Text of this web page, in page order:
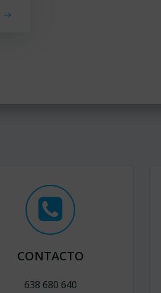
CONTACTO
638 680 640